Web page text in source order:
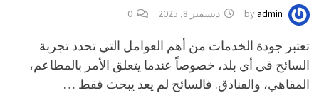
byadmin ديسمبر 8, 2025 0
تعتبر جودة الخدمات من أهم العوامل التي تحدد تجربة
السائح في أي بلد، خصوصاً عندما يتعلق الأمر بالمطاعم،
المقاهي، والفنادق. فالسائح لم يعد يبحث فقط …